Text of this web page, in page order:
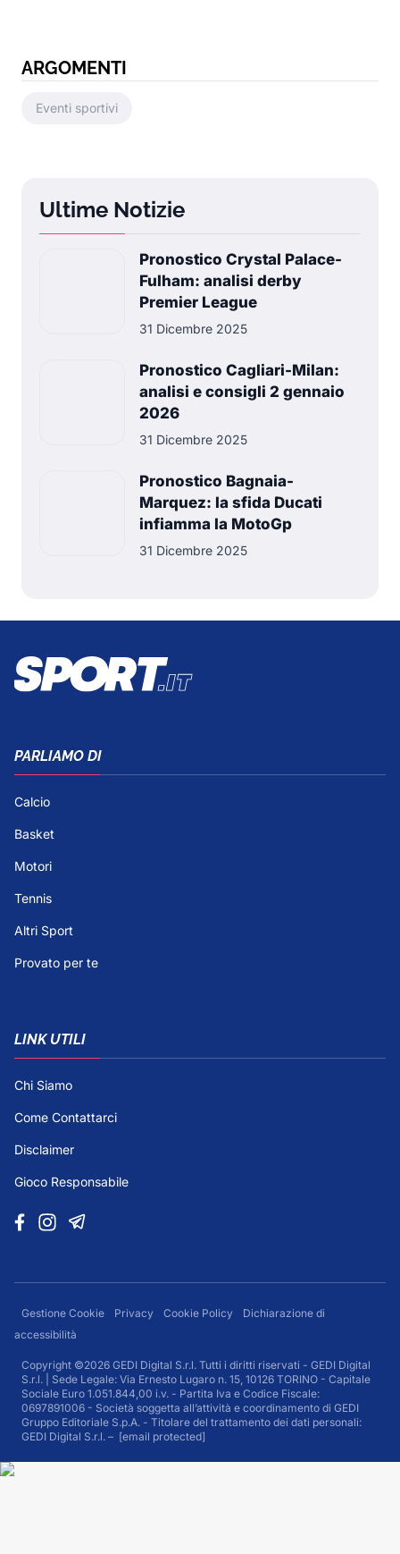
ARGOMENTI
Eventi sportivi
Ultime Notizie
Pronostico Crystal Palace-
Fulham: analisi derby
Premier League
31 Dicembre 2025
Pronostico Cagliari-Milan:
analisi e consigli 2 gennaio
2026
31 Dicembre 2025
Pronostico Bagnaia-
Marquez: la sfida Ducati
infiamma la MotoGp
31 Dicembre 2025
PARLIAMO DI
Calcio
Basket
Motori
Tennis
Altri Sport
Provato per te
LINK UTILI
Chi Siamo
Come Contattarci
Disclaimer
Gioco Responsabile
Gestione Cookie Privacy Cookie Policy
Dichiarazione di
accessibilità
Copyright ©2026 GEDI Digital S.r.l. Tutti i diritti riservati - GEDI Digital
S.r.l. | Sede Legale: Via Ernesto Lugaro n. 15, 10126 TORINO - Capitale
Sociale Euro 1.051.844,00 i.v. - Partita Iva e Codice Fiscale:
0697891006 - Società soggetta all’attività e coordinamento di GEDI
Gruppo Editoriale S.p.A. - Titolare del trattamento dei dati personali:
GEDI Digital S.r.l. – [email protected]